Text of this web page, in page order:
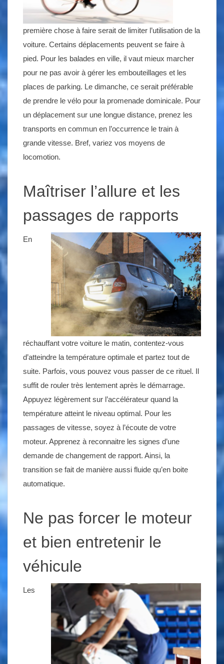
première chose à faire serait de limiter l’utilisation de la
voiture. Certains déplacements peuvent se faire à
pied. Pour les balades en ville, il vaut mieux marcher
pour ne pas avoir à gérer les embouteillages et les
places de parking. Le dimanche, ce serait préférable
de prendre le vélo pour la promenade dominicale. Pour
un déplacement sur une longue distance, prenez les
transports en commun en l’occurrence le train à
grande vitesse. Bref, variez vos moyens de
locomotion.
Maîtriser l’allure et les
passages de rapports
En
réchauffant votre voiture le matin, contentez-vous
d’atteindre la température optimale et partez tout de
suite. Parfois, vous pouvez vous passer de ce rituel. Il
suffit de rouler très lentement après le démarrage.
Appuyez légèrement sur l’accélérateur quand la
température atteint le niveau optimal. Pour les
passages de vitesse, soyez à l’écoute de votre
moteur. Apprenez à reconnaitre les signes d’une
demande de changement de rapport. Ainsi, la
transition se fait de manière aussi fluide qu’en boite
automatique.
Ne pas forcer le moteur
et bien entretenir le
véhicule
Les